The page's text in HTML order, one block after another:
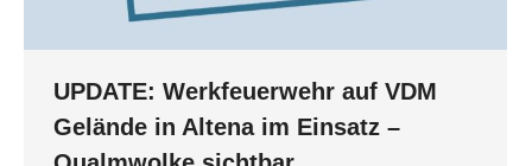
UPDATE: Werkfeuerwehr auf VDM
Gelände in Altena im Einsatz –